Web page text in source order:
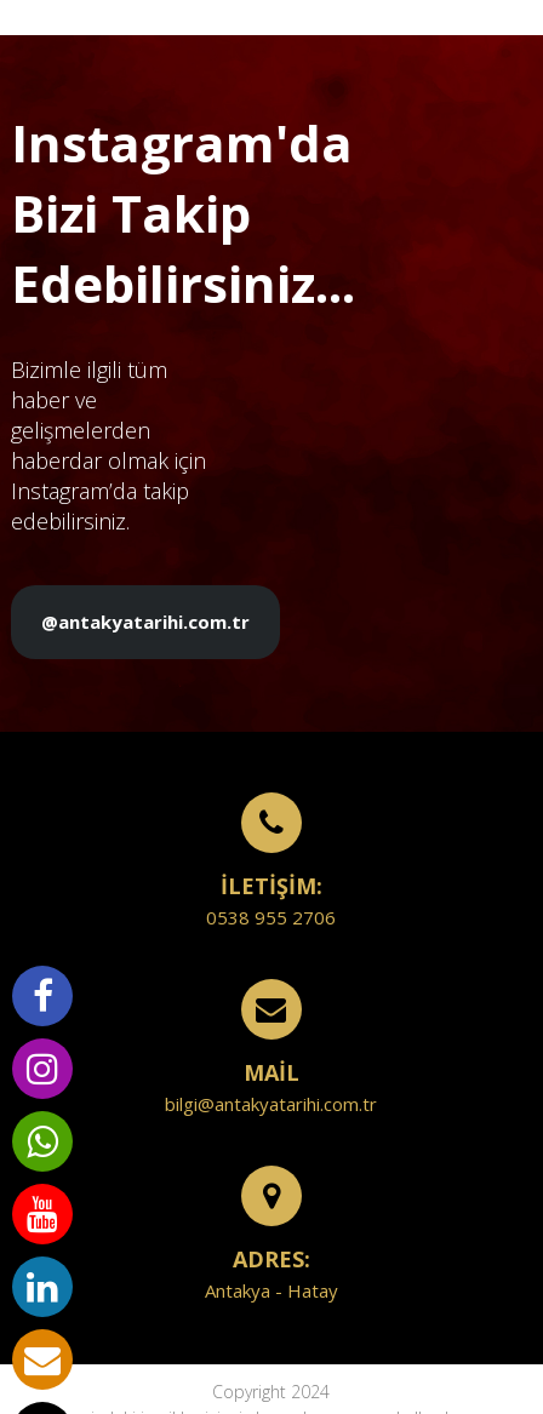
Instagram'da
Bizi Takip
Edebilirsiniz...
Bizimle ilgili tüm
haber ve
gelişmelerden
haberdar olmak için
Instagram’da takip
edebilirsiniz.
@antakyatarihi.com.tr
İLETİŞİM:
0538 955 2706
MAİL
bilgi@antakyatarihi.com.tr
ADRES:
Antakya - Hatay
Copyright 2024